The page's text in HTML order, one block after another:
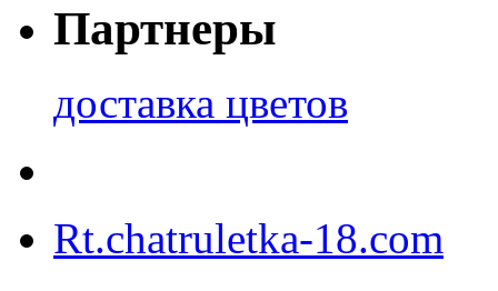
Партнеры
доставка цветов
Rt.chatruletka-18.com